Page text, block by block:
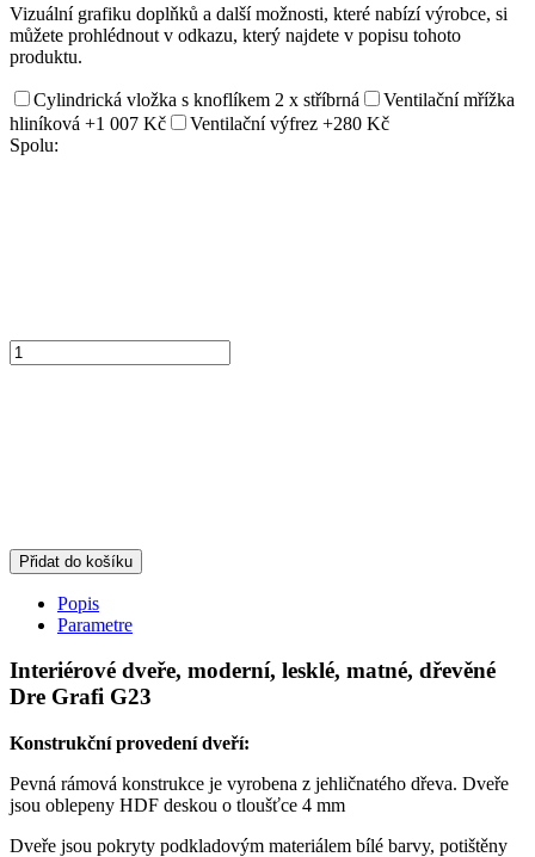
Vizuální grafiku doplňků a další možnosti, které nabízí výrobce, si
můžete prohlédnout v odkazu, který najdete v popisu tohoto
produktu.
Cylindrická vložka s knoflíkem 2 x stříbrná
Ventilační mřížka
hliníková +1 007 Kč Ventilační výfrez +280 Kč
Spolu:
Přidat do košíku
Popis
Parametre
Interiérové dveře, moderní, lesklé, matné, dřevěné
Dre Grafi G23
Konstrukční provedení dveří:
Pevná rámová konstrukce je vyrobena z jehličnatého dřeva. Dveře
jsou oblepeny HDF deskou o tloušťce 4 mm
Dveře jsou pokryty podkladovým materiálem bílé barvy, potištěny